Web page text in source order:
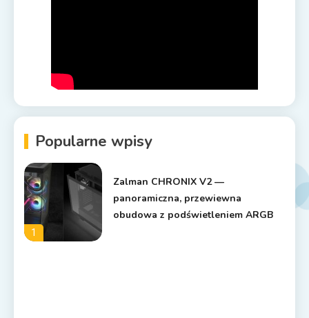
Popularne wpisy
1
Zalman CHRONIX V2 —
panoramiczna, przewiewna
obudowa z podświetleniem ARGB